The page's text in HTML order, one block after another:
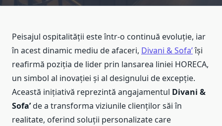
Peisajul ospitalității este într-o continuă evoluție, iar
în acest dinamic mediu de afaceri, Divani & Sofa’își
reafirmă poziția de lider prin lansarea liniei HORECA,
un simbol al inovației și al designului de excepție.
Această inițiativă reprezintă angajamentul Divani &
Sofa’de a transforma viziunile clienților săi în
realitate, oferind soluții personalizate care